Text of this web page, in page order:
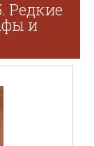
Редкие
и